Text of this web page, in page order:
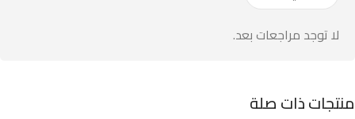
لا توجد مراجعات بعد.
منتجات ذات صلة